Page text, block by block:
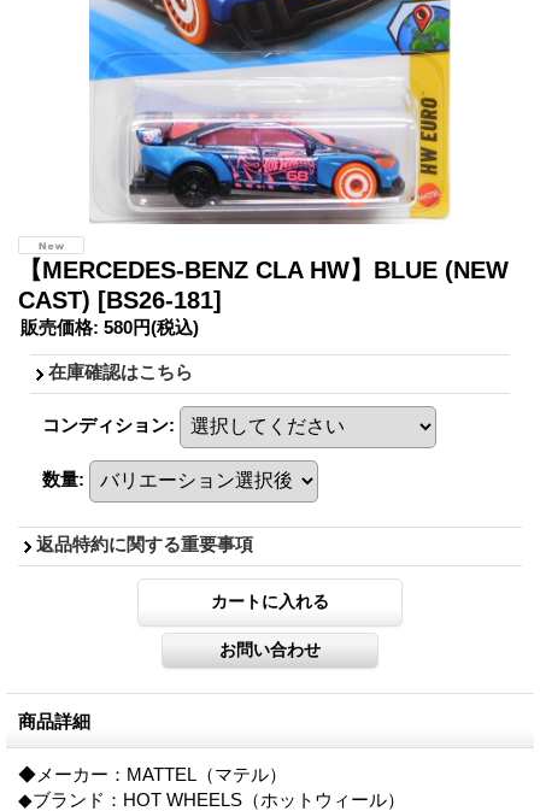
【MERCEDES-BENZ CLA HW】BLUE (NEW
CAST) [BS26-181]
販売価格: 580円(税込)
在庫確認はこちら
コンディション:
数量:
返品特約に関する重要事項
商品詳細
◆メーカー：MATTEL（マテル）
◆ブランド：HOT WHEELS（ホットウィール）